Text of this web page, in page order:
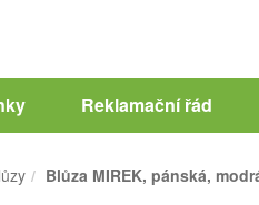
Reklamační řád
Blůza MIREK, pánská,